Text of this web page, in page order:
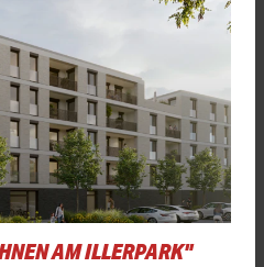
AM ILLERPARK"